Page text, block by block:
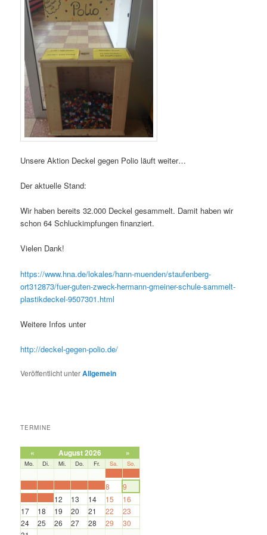
Unsere Aktion Deckel gegen Polio läuft weiter…
Der aktuelle Stand:
Wir haben bereits 32.000 Deckel gesammelt. Damit haben wir
schon 64 Schluckimpfungen finanziert.
Vielen Dank!
https://www.hna.de/lokales/hann-muenden/staufenberg-
ort312873/fuer-guten-zweck-hermann-gmeiner-schule-sammelt-
plastikdeckel-9507301.html
Weitere Infos unter
http://deckel-gegen-polio.de/
Veröffentlicht unterAllgemein
TERMINE
« August 2026 »
Mo. Di. Mi. Do. Fr. Sa. So.
8 9
12 13 14 15
16
17
18 19 20 21 22
23
24
25 26 27 28 29
30